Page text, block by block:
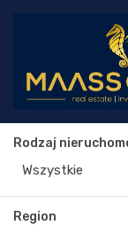
Rodzaj
Wszystkie
Region